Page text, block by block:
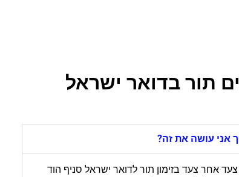
תור בדואר ישראל
אני עושה את זה?
אחר צעד בזימון תור לדואר ישראל סניף הוד